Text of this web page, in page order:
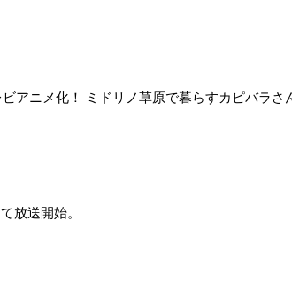
アニメ化！ ミドリノ草原で暮らすカピバラさ
放送開始。